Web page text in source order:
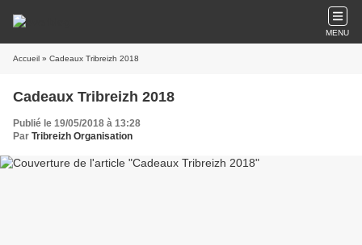
MENU
Accueil » Cadeaux Tribreizh 2018
Cadeaux Tribreizh 2018
Publié le 19/05/2018 à 13:28
Par Tribreizh Organisation